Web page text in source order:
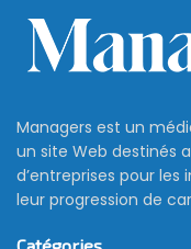
Managers est un
un site Web destinés
d’entreprises pour
leur progression de